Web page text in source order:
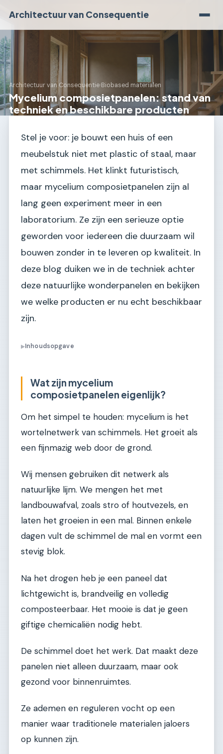
Architectuur van Consequentie
Architectuur van Consequentie›Biobased materialen
Mycelium composietpanelen: stand van
techniek en beschikbare producten
Stel je voor: je bouwt een huis of een
meubelstuk niet met plastic of staal, maar
met schimmels. Het klinkt futuristisch,
maar mycelium composietpanelen zijn al
lang geen experiment meer in een
laboratorium. Ze zijn een serieuze optie
geworden voor iedereen die duurzaam wil
bouwen zonder in te leveren op kwaliteit. In
deze blog duiken we in de techniek achter
deze natuurlijke wonderpanelen en bekijken
we welke producten er nu echt beschikbaar
zijn.
▶Inhoudsopgave
Wat zijn mycelium
composietpanelen eigenlijk?
Om het simpel te houden: mycelium is het
wortelnetwerk van schimmels. Het groeit als
een fijnmazig web door de grond.
Wij mensen gebruiken dit netwerk als
natuurlijke lijm. We mengen het met
landbouwafval, zoals stro of houtvezels, en
laten het groeien in een mal. Binnen enkele
dagen vult de schimmel de mal en vormt een
stevig blok.
Na het drogen heb je een paneel dat
lichtgewicht is, brandveilig en volledig
composteerbaar. Het mooie is dat je geen
giftige chemicaliën nodig hebt.
De schimmel doet het werk. Dat maakt deze
panelen niet alleen duurzaam, maar ook
gezond voor binnenruimtes.
Ze ademen en reguleren vocht op een
manier waar traditionele materialen jaloers
op kunnen zijn.